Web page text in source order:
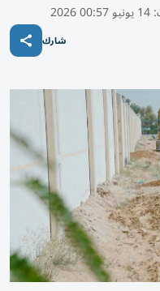
14 يونيو 00:57 2026
شارك